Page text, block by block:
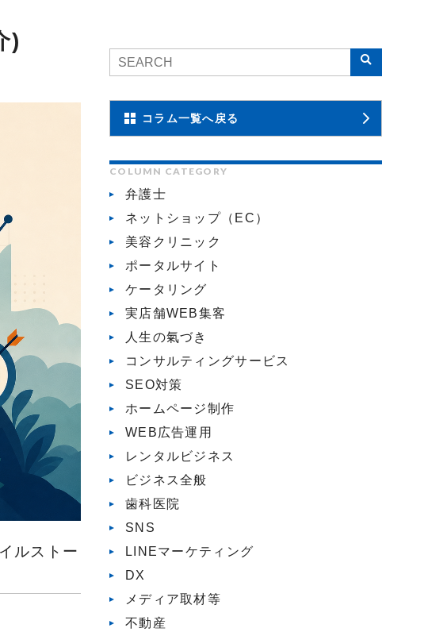
)
ルストー
コラム一覧へ戻る
COLUMN CATEGORY
弁護士
ネットショップ（EC）
美容クリニック
ポータルサイト
ケータリング
実店舗WEB集客
人生の氣づき
コンサルティングサービス
SEO対策
ホームページ制作
WEB広告運用
レンタルビジネス
ビジネス全般
歯科医院
SNS
LINEマーケティング
DX
メディア取材等
不動産